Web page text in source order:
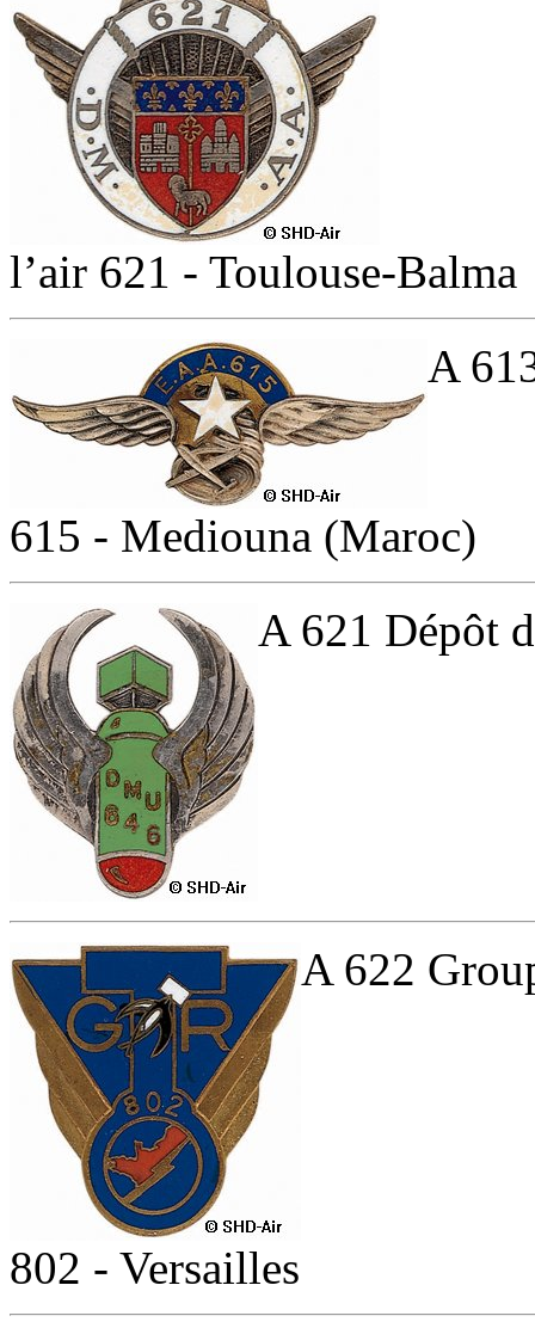
l’air 621 - Toulouse-Balma
A
615 - Mediouna (Maroc)
A 621 Dépôt
A 622
802 - Versailles